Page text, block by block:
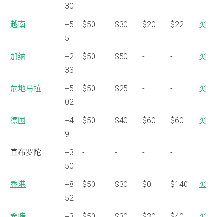
30
越南
+5
5
$50 $30 $20 $22 买
加纳
+2
33
$50 $50 - - 买
危地马拉
+5
02
$50 $25 - - 买
德国
+4
9
$50 $40 $60 $60 买
直布罗陀
+3
50
- - - -
香港
+8
52
$50 $30 $0 $140 买